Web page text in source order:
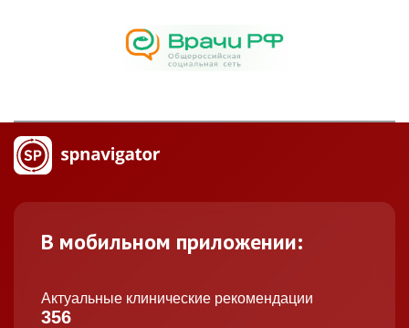
В мобильном приложении:
Актуальные клинические рекомендации
356